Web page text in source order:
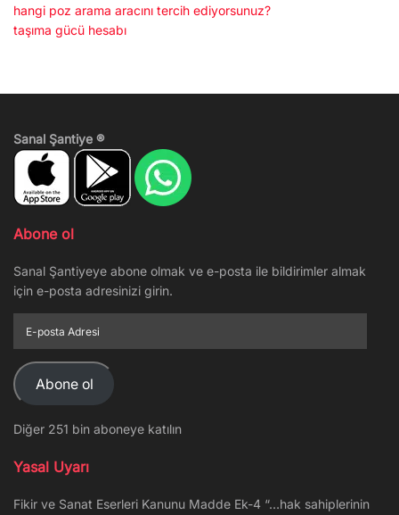
hangi poz arama aracını tercih ediyorsunuz?
taşıma gücü hesabı
Sanal Şantiye ®
Abone ol
Sanal Şantiyeye abone olmak ve e-posta ile bildirimler almak
için e-posta adresinizi girin.
posta
Adresi
Abone ol
Diğer 251 bin aboneye katılın
Yasal Uyarı
Fikir ve Sanat Eserleri Kanunu Madde Ek-4 “…hak sahiplerinin